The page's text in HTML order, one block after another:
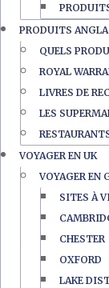
PRODUITS
QUELS
ROYAL
LIVRES DE
LES
VOYAGER EN UK
VOYAGER EN
SITES À
CHESTER
OXFORD
LAKE